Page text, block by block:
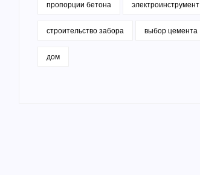
пропорции бетона электроинструмент
строительство забора выбор цемента
дом